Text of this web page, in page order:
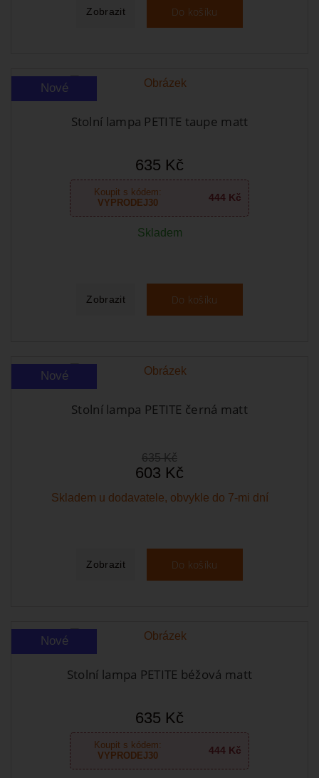
Zobrazit Do košíku
Nové
Stolní lampa PETITE taupe matt
635 Kč
Koupit s kódem:
VYPRODEJ30
444 Kč
Skladem
Zobrazit Do košíku
Nové
Stolní lampa PETITE černá matt
635 Kč
603 Kč
Skladem u dodavatele, obvykle do 7-mi dní
Zobrazit Do košíku
Nové
Stolní lampa PETITE béžová matt
635 Kč
Koupit s kódem:
VYPRODEJ30
444 Kč